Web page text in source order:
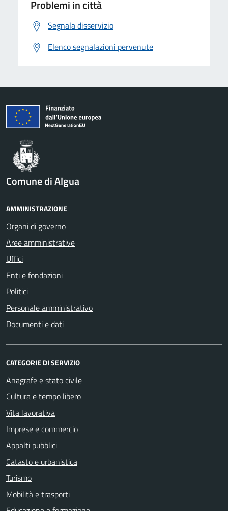
Problemi in città
Segnala disservizio
Elenco segnalazioni pervenute
Comune di Algua
AMMINISTRAZIONE
Organi di governo
Aree amministrative
Uffici
Enti e fondazioni
Politici
Personale amministrativo
Documenti e dati
CATEGORIE DI SERVIZIO
Anagrafe e stato civile
Cultura e tempo libero
Vita lavorativa
Imprese e commercio
Appalti pubblici
Catasto e urbanistica
Turismo
Mobilità e trasporti